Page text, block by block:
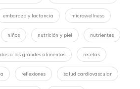
embarazo y lactancia microwellness
niños nutrición y piel nutrientes
a los grandes alimentos recetas
reflexiones salud cardiovascular